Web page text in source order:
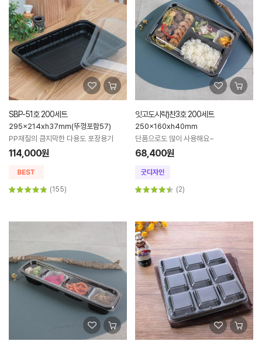
SBP-51호 200세트
295x214xh37mm(뚜껑포함57)
PP재질의 큼지막한 다용도 포장용기
114,000원
(155)
잇고도시락)찬3호 200세트
250x160xh40mm
단품으로도 많이 사용해요~
68,400원
(2)